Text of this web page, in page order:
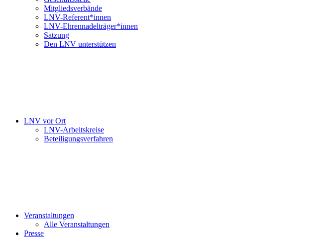
Mitgliedsverbände
LNV-Referent*innen
LNV-Ehrennadelträger*innen
Satzung
Den LNV unterstützen
LNV vor Ort
LNV-Arbeitskreise
Beteiligungsverfahren
Veranstaltungen
Alle Veranstaltungen
Presse